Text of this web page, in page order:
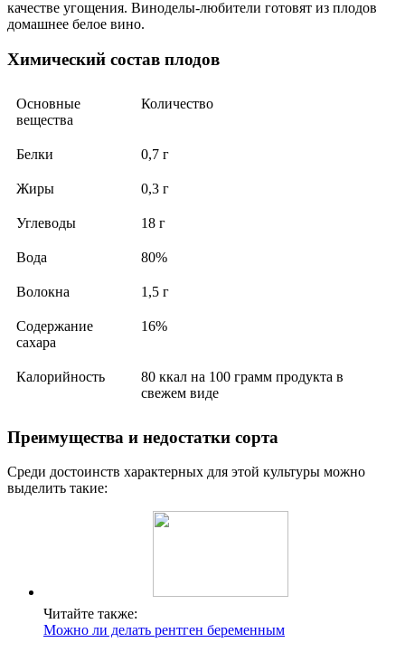
качестве угощения. Виноделы-любители готовят из плодов
домашнее белое вино.
Химический состав плодов
Основные
вещества
Количество
Белки 0,7 г
Жиры 0,3 г
Углеводы 18 г
Вода 80%
Волокна 1,5 г
Содержание
сахара
16%
Калорийность
80 ккал на 100 грамм продукта в
свежем виде
Преимущества и недостатки сорта
Среди достоинств характерных для этой культуры можно
выделить такие:
Читайте также:
Можно ли делать рентген беременным